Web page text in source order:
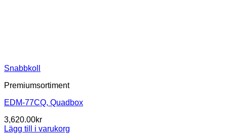
Snabbkoll
Premiumsortiment
EDM-77CQ, Quadbox
3,620.00kr
Lägg till i varukorg